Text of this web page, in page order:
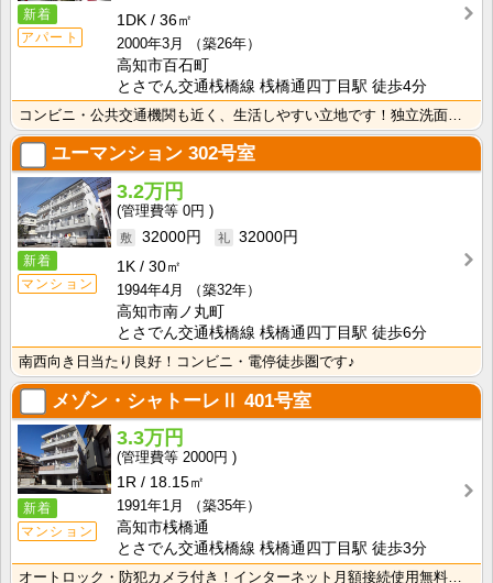
新着
アパート
1DK
36㎡
2000年3月
（築26年）
高知市百石町
とさでん交通桟橋線 桟橋通四丁目駅 徒歩4分
ユーマンション 302号室
新着
マンション
3.2万円
0円
32000円
32000円
1K
30㎡
1994年4月
（築32年）
高知市南ノ丸町
とさでん交通桟橋線 桟橋通四丁目駅 徒歩6分
南西向き日当たり良好！コンビニ・電停徒歩圏です♪
メゾン・シャトーレⅡ 401号室
新着
マンション
3.3万円
2000円
1R
18.15㎡
1991年1月
（築35年）
高知市桟橋通
とさでん交通桟橋線 桟橋通四丁目駅 徒歩3分